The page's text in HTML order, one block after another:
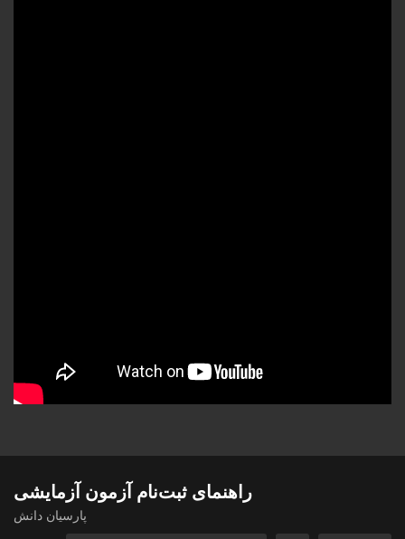
راهنمای ثبت‌نام آزمون آزمایشی
پارسیان دانش